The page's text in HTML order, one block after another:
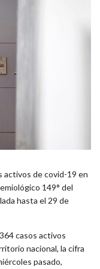
activos de covid-19 en
149° del
hasta el 29 de
casos activos
nacional, la cifra
pasado,